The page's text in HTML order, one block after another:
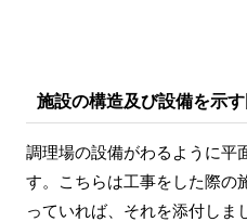
施設の構造及び設備を示
調理場の設備がわるように平
す。こちらは工事をした際の
っていれば、それを添付しま